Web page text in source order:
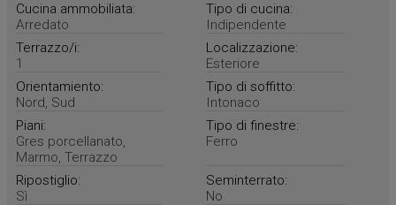
Cucina ammobiliata:
Arredato
Tipo di cucina:
Indipendente
Terrazzo/i:
1
Localizzazione:
Esteriore
Orientamiento:
Nord, Sud
Tipo di soffitto:
Intonaco
Piani:
Gres porcellanato,
Marmo, Terrazzo
Tipo di finestre:
Ferro
Ripostiglio:
Sì
Seminterrato:
No